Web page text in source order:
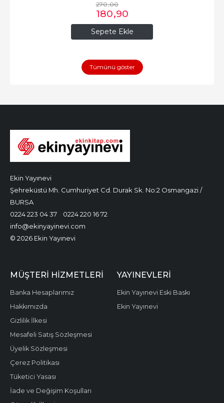
Sepete Ekle
270,00
180,90
Tümünü göster
Ekin Yayınevi
Şehreküstü Mh. Cumhuriyet Cd. Durak Sk. No:2 Osmangazi /
BURSA
0224 223 04 37
0224 220 16 72
info@ekinyayinevi.com
© 2026 Ekin Yayınevi
MÜŞTERI HIZMETLERI
Banka Hesaplarımız
Hakkımızda
Gizlilik İlkesi
Mesafeli Satış Sözleşmesi
Üyelik Sözleşmesi
Çerez Politikası
Tüketici Yasası
İade ve Değişim Koşulları
YAYINEVLERI
Ekin Yayınevi Eski Baskı
Ekin Yayınevi